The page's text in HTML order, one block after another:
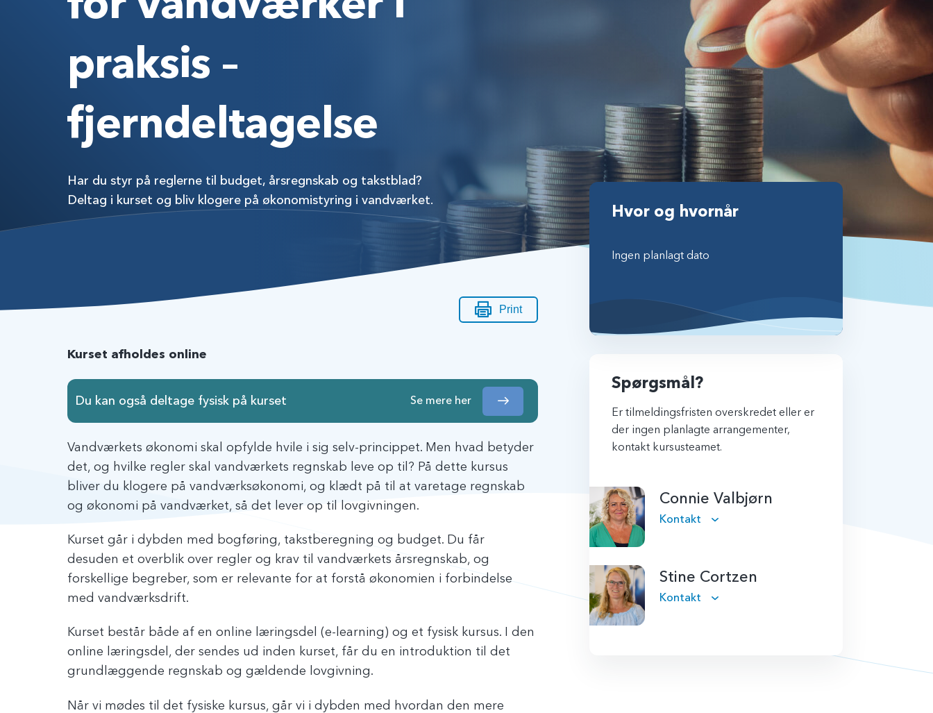
praksis –
fjerndeltagelse
Har du styr på reglerne til budget, årsregnskab og takstblad?
Deltag i kurset og bliv klogere på økonomistyring i vandværket.
Print
Kurset afholdes online
Du kan også deltage fysisk på kurset Se mere her
Vandværkets økonomi skal opfylde hvile i sig selv-princippet. Men hvad betyder
det, og hvilke regler skal vandværkets regnskab leve op til? På dette kursus
bliver du klogere på vandværksøkonomi, og klædt på til at varetage regnskab
og økonomi på vandværket, så det lever op til lovgivningen.
Kurset går i dybden med bogføring, takstberegning og budget. Du får
desuden et overblik over regler og krav til vandværkets årsregnskab, og
forskellige begreber, som er relevante for at forstå økonomien i forbindelse
med vandværksdrift.
Kurset består både af en online læringsdel (e-learning) og et fysisk kursus. I den
online læringsdel, der sendes ud inden kurset, får du en introduktion til det
grundlæggende regnskab og gældende lovgivning.
Når vi mødes til det fysiske kursus, går vi i dybden med hvordan den mere
Hvor og hvornår
Ingen planlagt dato
Spørgsmål?
Er tilmeldingsfristen overskredet eller er
der ingen planlagte arrangementer,
kontakt kursusteamet.
Connie Valbjørn
Kontakt
Stine Cortzen
Kontakt